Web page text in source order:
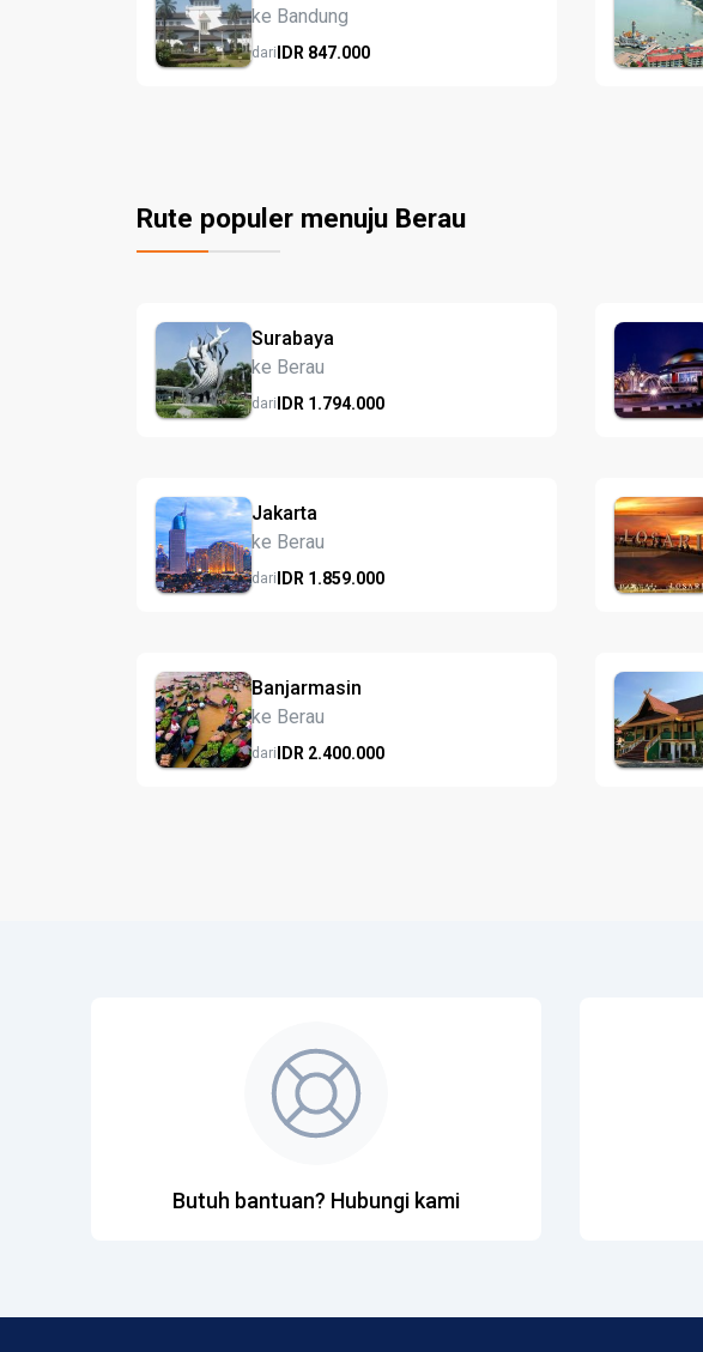
ke Bandung
dariIDR 847.000
Rute populer menuju Berau
Surabaya
ke Berau
dariIDR 1.794.000
Jakarta
ke Berau
dariIDR 1.859.000
Banjarmasin
ke Berau
dariIDR 2.400.000
Butuh bantuan? Hubungi kami